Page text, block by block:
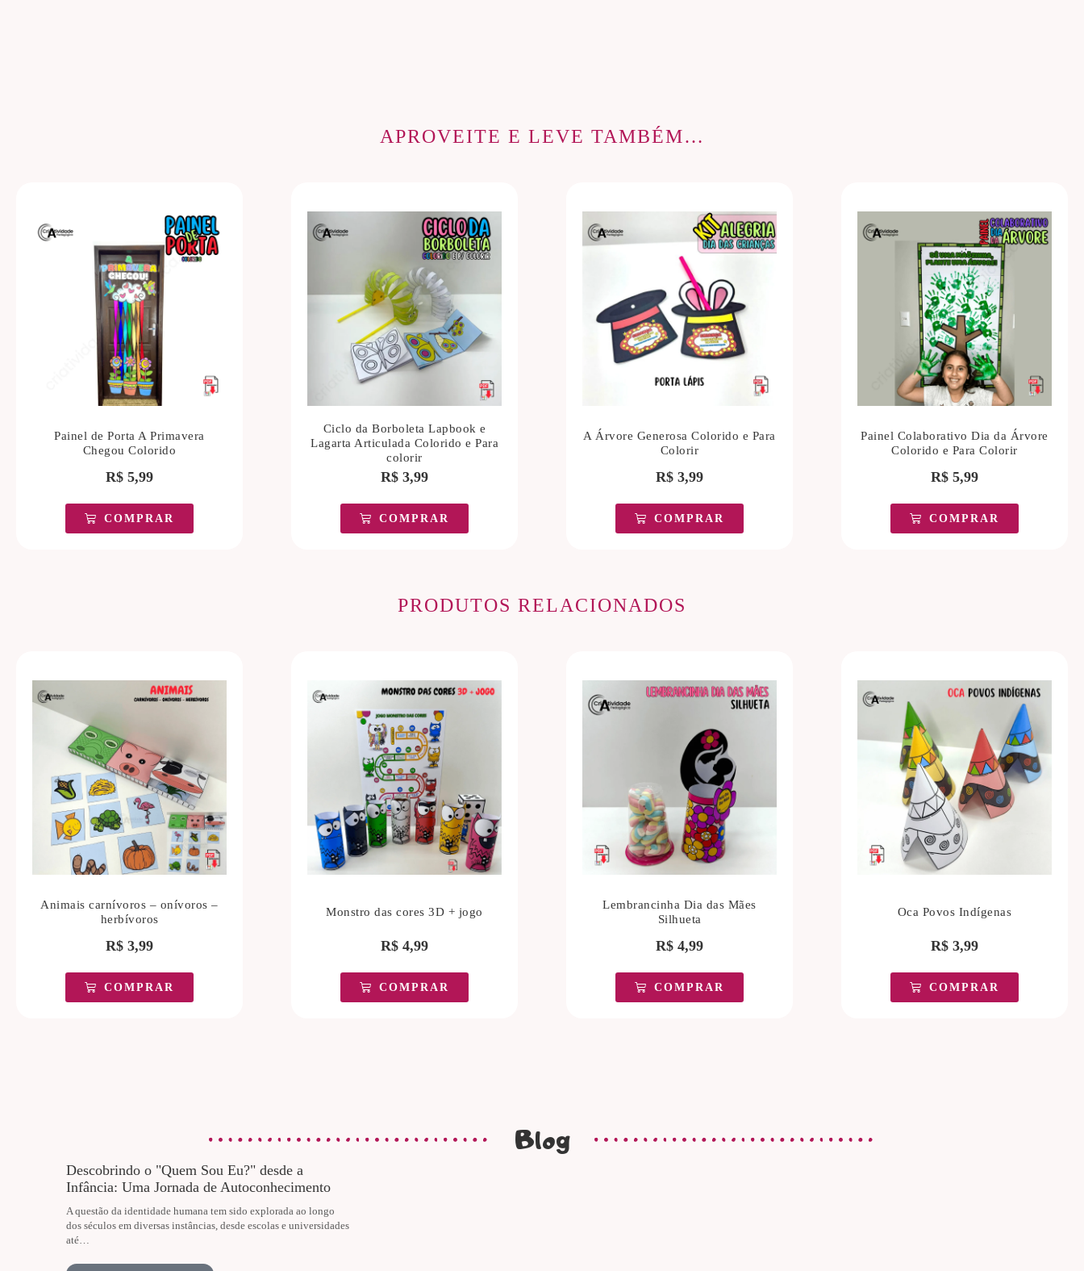
APROVEITE E LEVE TAMBÉM…
Painel de Porta A Primavera
Chegou Colorido
R$ 5,99
COMPRAR
Ciclo da Borboleta Lapbook e
Lagarta Articulada Colorido e Para
colorir
R$ 3,99
COMPRAR
A Árvore Generosa Colorido e Para
Colorir
R$ 3,99
COMPRAR
Painel Colaborativo Dia da Árvore
Colorido e Para Colorir
R$ 5,99
COMPRAR
PRODUTOS RELACIONADOS
Animais carnívoros – onívoros –
herbívoros
R$ 3,99
COMPRAR
Monstro das cores 3D + jogo
R$ 4,99
COMPRAR
Lembrancinha Dia das Mães
Silhueta
R$ 4,99
COMPRAR
Oca Povos Indígenas
R$ 3,99
COMPRAR
Blog
Descobrindo o "Quem Sou Eu?" desde a
Infância: Uma Jornada de Autoconhecimento
A questão da identidade humana tem sido explorada ao longo
dos séculos em diversas instâncias, desde escolas e universidades
até…